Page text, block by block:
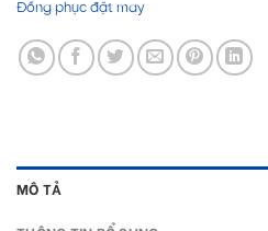
Đồng phục đặt may
MÔ TẢ